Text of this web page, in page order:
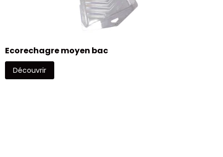
Ecorechagre moyen bac
Découvrir